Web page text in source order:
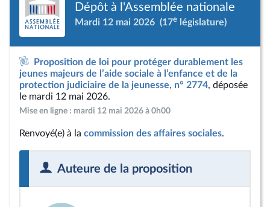
Dépôt à l'Assemblée nationale
Mardi 12 mai 2026 (17e législature)
Proposition de loi pour protéger durablement les
jeunes majeurs de l’aide sociale à l’enfance et de la
protection judiciaire de la jeunesse, n° 2774, déposée
le mardi 12 mai 2026.
Mise en ligne : mardi 12 mai 2026 à 0h00
Renvoyé(e) à la commission des affaires sociales.
Auteure de la proposition